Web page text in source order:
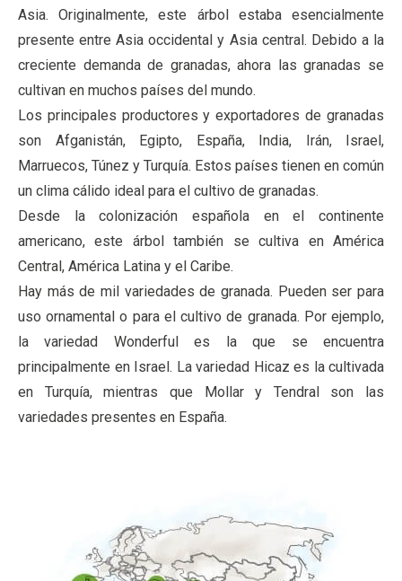
Asia. Originalmente, este árbol estaba esencialmente
presente entre Asia occidental y Asia central. Debido a la
creciente demanda de granadas, ahora las granadas se
cultivan en muchos países del mundo.
Los principales productores y exportadores de granadas
son Afganistán, Egipto, España, India, Irán, Israel,
Marruecos, Túnez y Turquía. Estos países tienen en común
un clima cálido ideal para el cultivo de granadas.
Desde la colonización española en el continente
americano, este árbol también se cultiva en América
Central, América Latina y el Caribe.
Hay más de mil variedades de granada. Pueden ser para
uso ornamental o para el cultivo de granada. Por ejemplo,
la variedad Wonderful es la que se encuentra
principalmente en Israel. La variedad Hicaz es la cultivada
en Turquía, mientras que Mollar y Tendral son las
variedades presentes en España.